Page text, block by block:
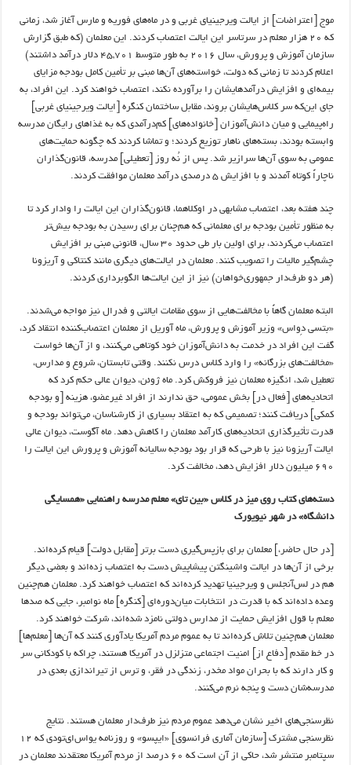
موج [اعتراضات] از ایالت ویرجینیای غربی و در ماه‌های فوریه و مارس آغاز شد، زمانی
که ۲۰ هزار معلم در سرتاسر این ایالت اعتصاب کردند. این معلمان (که طبق گزارش
سازمان آموزش و پرورش، سال ۲۰۱۶ به طور متوسط ۴۵,۷۰۱ دلار درآمد داشتند)
اعلام کردند تا زمانی که دولت، خواسته‌های آن‌ها مبنی بر تأمین کامل بودجه مزایای
بیمه‌ای و افزایش درآمدهایشان را برآورده نکند، اعتصاب خواهند کرد. این افراد، به
جای این‌که سر کلاس‌هایشان بروند، مقابل ساختمان کنگره [ایالت ویرجینیای غربی]
راه‌پیمایی و میان دانش‌آموزان [خانواده‌های] کم‌درآمدی که به غذاهای رایگان مدرسه
وابسته بودند، بسته‌های ناهار توزیع کردند؛ و تماشا کردند که چگونه حمایت‌های
عمومی به سوی آن‌ها سرازیر شد. پس از نُه روز [تعطیلی] مدرسه، قانون‌گذاران
ناچاراً کوتاه آمدند و با افزایش ۵ درصدی درآمد معلمان موافقت کردند.
چند هفته بعد، اعتصاب مشابهی در اوکلاهما، قانون‌گذاران این ایالت را وادار کرد تا
به منظور تأمین بودجه برای معلمانی که هم‌چنان برای رسیدن به بودجه بیش‌تر
اعتصاب می‌کردند، برای اولین بار طی حدود ۳۰ سال، قانونی مبنی بر افزایش
چشم‌گیر مالیات را تصویب کنند. معلمان در ایالت‌های دیگری مانند کنتاکی و آریزونا
(هر دو طرف‌دار جمهوری‌خواهان) نیز از این ایالت‌ها الگوبرداری کردند.
البته معلمان گاهاً با مخالفت‌هایی از سوی مقامات ایالتی و فدرال نیز مواجه می‌شدند.
«بتسی دِواس» وزیر آموزش و پرورش، ماه آوریل از معلمان اعتصاب‌کننده انتقاد کرد،
گفت این افراد در خدمت به دانش‌آموزان خود کوتاهی می‌کنند، و از آن‌ها خواست
«مخالفت‌های بزرگانه» را وارد کلاس درس نکنند. وقتی تابستان، شروع و مدارس،
تعطیل شد، انگیزه معلمان نیز فروکش کرد. ماه ژوئن، دیوان عالی حکم کرد که
اتحادیه‌های [فعال در] بخش عمومی، حق ندارند از افراد غیرعضو، هزینه [و بودجه
کمکی] دریافت کنند؛ تصمیمی که به اعتقاد بسیاری از کارشناسان، می‌تواند بودجه و
قدرت تأثیرگذاری اتحادیه‌های کارآمد معلمان را کاهش دهد. ماه آگوست، دیوان عالی
ایالت آریزونا نیز با طرحی که قرار بود بودجه سالیانه آموزش و پرورش این ایالت را
۶۹۰ میلیون دلار افزایش دهد، مخالفت کرد.
دسته‌های کتاب روی میز در کلاس «بین تای» معلم مدرسه راهنمایی «همسایگی
دانشگاه» در شهر نیویورک
[در حال حاضر،] معلمان برای بازپس‌گیری دست برتر [مقابل دولت] قیام کرده‌اند.
برخی از آن‌ها در ایالت واشینگتن پیشاپیش دست به اعتصاب زده‌اند و بعضی دیگر
هم در لس‌آنجلس و ویرجینیا تهدید کرده‌اند که اعتصاب خواهند کرد. معلمان هم‌چنین
وعده داده‌اند که با قدرت در انتخابات میان‌دوره‌ای [کنگره] ماه نوامبر، جایی که صدها
معلم با قول افزایش حمایت از مدارس دولتی نامزد شده‌اند، شرکت خواهند کرد.
معلمان هم‌چنین تلاش کرده‌اند تا به عموم مردم آمریکا یادآوری کنند که آن‌ها [معلم‌ها]
در خط مقدم [دفاع از] امنیت اجتماعی‌ متزلزل در آمریکا هستند، چراکه با کودکانی سر
و کار دارند که با بحران مواد مخدر، زندگی در فقر، و ترس از تیراندازی بعدی در
مدرسه‌شان دست و پنجه نرم می‌کنند.
نظرسنجی‌های اخیر نشان می‌دهد عموم مردم نیز طرف‌دار معلمان هستند. نتایج
نظرسنجی مشترک [سازمان آماری فرانسوی] «ایپسو» و روزنامه یواس‌ای‌تودی که ۱۲
سپتامبر منتشر شد، حاکی از آن است که ۶۰ درصد از مردم آمریکا معتقدند معلمان در